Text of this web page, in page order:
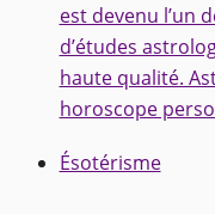
est devenu l’un
d’études
haute qualité.
horoscope
Ésotérisme